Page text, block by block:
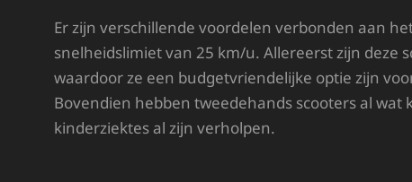
Er zijn verschillende voordelen verbonden aan
snelheidslimiet van 25 km/u. Allereerst zijn deze
waardoor ze een budgetvriendelijke optie zijn
Bovendien hebben tweedehands scooters al
kinderziektes al zijn verholpen.